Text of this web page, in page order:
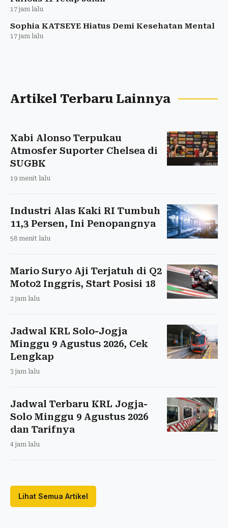
17 jam lalu
Sophia KATSEYE Hiatus Demi Kesehatan Mental
17 jam lalu
Artikel Terbaru Lainnya
Xabi Alonso Terpukau
Atmosfer Suporter Chelsea di
SUGBK
19 menit lalu
Industri Alas Kaki RI Tumbuh
11,3 Persen, Ini Penopangnya
58 menit lalu
Mario Suryo Aji Terjatuh di Q2
Moto2 Inggris, Start Posisi 18
2 jam lalu
Jadwal KRL Solo-Jogja
Minggu 9 Agustus 2026, Cek
Lengkap
3 jam lalu
Jadwal Terbaru KRL Jogja-
Solo Minggu 9 Agustus 2026
dan Tarifnya
4 jam lalu
Lihat Semua Artikel